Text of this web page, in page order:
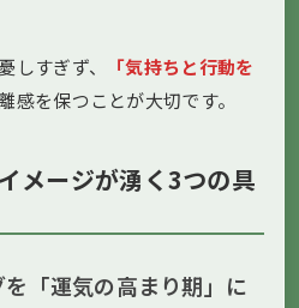
しすぎず、
「気持ちと行動を
感を保つことが大切です。
メージが湧く3つの具
「運気の高まり期」に